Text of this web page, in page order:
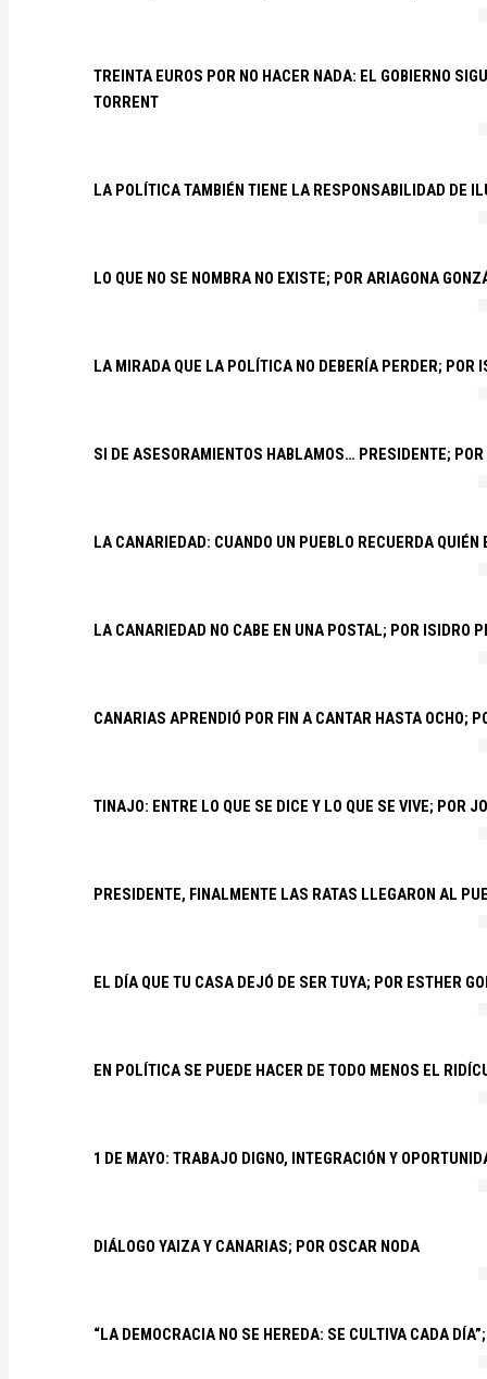
TREINTA EUROS POR NO HACER NADA: EL GOBIERNO
TORRENT
LA POLÍTICA TAMBIÉN TIENE LA RESPONSABILIDAD DE
LO QUE NO SE NOMBRA NO EXISTE; POR ARIAGONA
LA MIRADA QUE LA POLÍTICA NO DEBERÍA PERDER; POR
SI DE ASESORAMIENTOS HABLAMOS… PRESIDENTE;
LA CANARIEDAD: CUANDO UN PUEBLO RECUERDA QUIÉN
LA CANARIEDAD NO CABE EN UNA POSTAL; POR ISIDRO
CANARIAS APRENDIÓ POR FIN A CANTAR HASTA OCHO;
TINAJO: ENTRE LO QUE SE DICE Y LO QUE SE VIVE; POR
PRESIDENTE, FINALMENTE LAS RATAS LLEGARON AL
EL DÍA QUE TU CASA DEJÓ DE SER TUYA; POR ESTHER
EN POLÍTICA SE PUEDE HACER DE TODO MENOS EL
1 DE MAYO: TRABAJO DIGNO, INTEGRACIÓN Y
DIÁLOGO YAIZA Y CANARIAS; POR OSCAR NODA
“LA DEMOCRACIA NO SE HEREDA: SE CULTIVA CADA